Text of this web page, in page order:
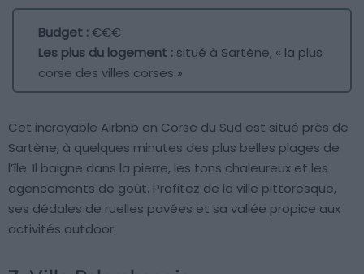
Budget :€€€
Les plus du logement : situé à Sartène, « la plus
corse des villes corses »
Cet incroyable Airbnb en Corse du Sud est situé près de
Sartène, à quelques minutes des plus belles plages de
l’île. Il baigne dans la pierre, les tons chaleureux et les
agencements de goût. Profitez de la ville pittoresque,
ses dédales de ruelles pavées et sa vallée propice aux
activités outdoor.